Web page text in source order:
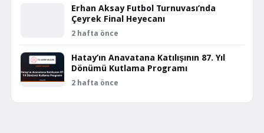
Erhan Aksay Futbol Turnuvası’nda
Çeyrek Final Heyecanı
2 hafta önce
Hatay’ın Anavatana Katılışının 87. Yıl
Dönümü Kutlama Programı
2 hafta önce